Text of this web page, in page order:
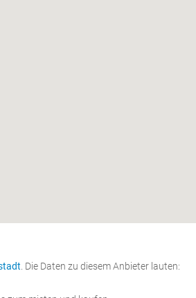
. Die Daten zu diesem Anbieter lauten: